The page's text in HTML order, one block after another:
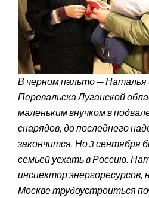
В черном пальто — Наталья
Перевальска Луганской
маленьким внучком в
снарядов, до последнего
закончится. Но 3 сентября
семьей уехать в Россию.
инспектор энергоресурсов,
Москве трудоустроиться